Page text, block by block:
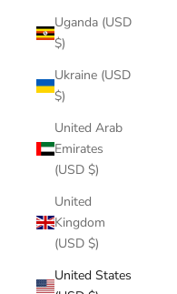
Uganda (USD
$)
Ukraine (USD
$)
United Arab
Emirates
(USD $)
United
Kingdom
(USD $)
United States